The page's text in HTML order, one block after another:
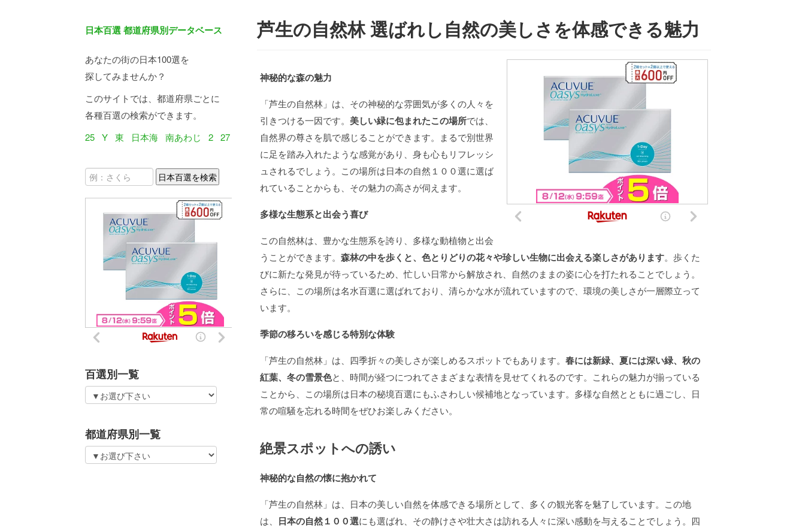
日本百選 都道府県別データベース
あなたの街の日本100選を
探してみませんか？
このサイトでは、都道府県ごとに
各種百選の検索ができます。
25 Y 東 日本海 南あわじ 2 27
百選別一覧
都道府県別一覧
芦生の自然林 選ばれし自然の美しさを体感できる魅力
神秘的な森の魅力
「芦生の自然林」は、その神秘的な雰囲気が多くの人々を
引きつける一因です。 美しい緑に包まれたこの場所では、
自然界の尊さを肌で感じることができます。まるで別世界
に足を踏み入れたような感覚があり、身も心もリフレッシ
ュされるでしょう。この場所は日本の自然１００選に選ば
れていることからも、その魅力の高さが伺えます。
多様な生態系と出会う喜び
この自然林は、豊かな生態系を誇り、多様な動植物と出会
うことができます。 森林の中を歩くと、色とりどりの花々や珍しい生物に出会える楽しさがあります。歩くた
びに新たな発見が待っているため、忙しい日常から解放され、自然のままの姿に心を打たれることでしょう。
さらに、この場所は名水百選に選ばれており、清らかな水が流れていますので、環境の美しさが一層際立って
います。
季節の移ろいを感じる特別な体験
「芦生の自然林」は、四季折々の美しさが楽しめるスポットでもあります。 春には新緑、夏には深い緑、秋の
紅葉、冬の雪景色と、時間が経つにつれてさまざまな表情を見せてくれるのです。これらの魅力が揃っている
ことから、この場所は日本の秘境百選にもふさわしい候補地となっています。多様な自然とともに過ごし、日
常の喧騒を忘れる時間をぜひお楽しみください。
絶景スポットへの誘い
神秘的な自然の懐に抱かれて
「芦生の自然林」は、日本の美しい自然を体感できる場所として、多くの観光客を魅了しています。この地
は、
日本の自然１００選にも選ばれ、その静けさや壮大さは訪れる人々に深い感動を与えることでしょう。四